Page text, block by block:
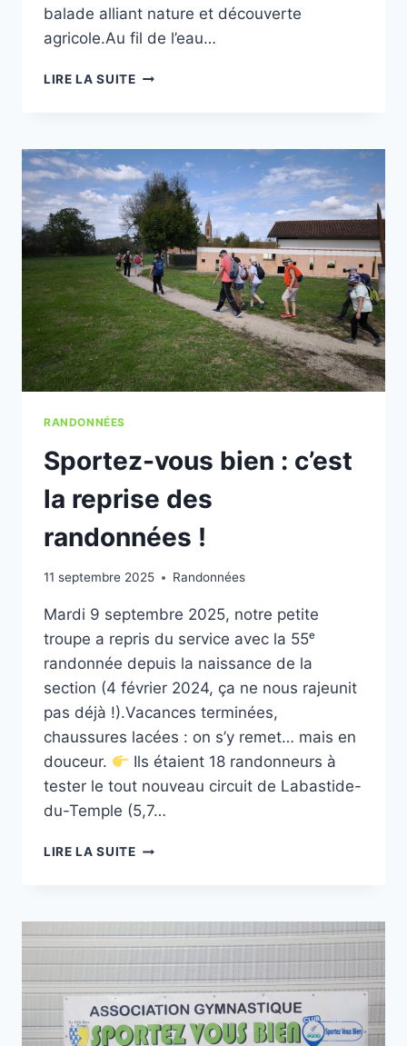
balade alliant nature et découverte
agricole.Au fil de l’eau…
LIRE LA SUITEMAS
RANDONNÉES
Sportez-vous bien : c’est
la reprise des
randonnées !
11 septembre 2025 Randonnées
Mardi 9 septembre 2025, notre petite
troupe a repris du service avec la 55ᵉ
randonnée depuis la naissance de la
section (4 février 2024, ça ne nous rajeunit
pas déjà !).Vacances terminées,
chaussures lacées : on s’y remet… mais en
douceur.
Ils étaient 18 randonneurs à
tester le tout nouveau circuit de Labastide-
du-Temple (5,7…
LIRE LA SUITESPORTEZ-
C’EST
LA
REPRISE
DES
RANDONNÉES
!